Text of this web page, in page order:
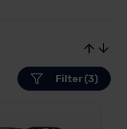
Filter (3)